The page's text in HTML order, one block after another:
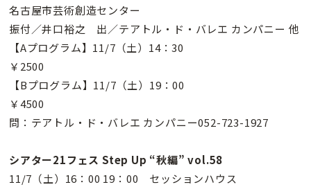
名古屋市芸術創造センター
振付／井口裕之 出／テアトル・ド・バレエ カンパニー 他
【Aプログラム】11/7（土）14：30
￥2500
【Bプログラム】11/7（土）19：00
￥4500
問：テアトル・ド・バレエ カンパニー052-723-1927
シアター21フェス Step Up “秋編” vol.58
11/7（土）16：00 19：00 セッションハウス